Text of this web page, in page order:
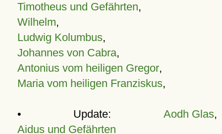
Timotheus und Gefährten,
Wilhelm,
Ludwig Kolumbus,
Johannes von Cabra,
Antonius vom heiligen Gregor,
Maria vom heiligen Franziskus,
• Update: Aodh Glas,
Aidus und Gefährten